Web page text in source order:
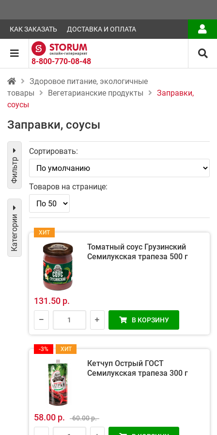
КАК ЗАКАЗАТЬ ДОСТАВКА И ОПЛАТА
8-800-770-08-48
Здоровое питание, экологичные
товары
Вегетарианские продукты
Заправки,
соусы
Заправки, соусы
Фильтр
Категории
Сортировать:
Товаров на странице:
ХИТ
Томатный соус Грузинский
Семилукская трапеза 500 г
131.50 р.
В КОРЗИНУ
-3% ХИТ
Кетчуп Острый ГОСТ
Семилукская трапеза 300 г
58.00 р. 60.00 р.